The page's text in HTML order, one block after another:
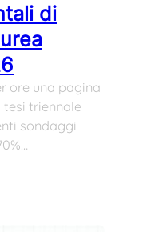
di
ore una pagina
tesi triennale
sondaggi